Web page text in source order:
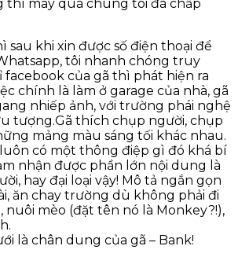
thì may quá chúng tôi đã chấp
sau khi xin được số điện thoại để
tôi nhanh chóng truy
facebook của gã thì phát hiện ra
chính là làm ở garage của nhà, gã
nhiếp ảnh, với trường phái nghệ
tượng.Gã thích chụp người, chụp
mảng màu sáng tối khác nhau.
có một thông điệp gì đó khá bí
nhận được phần lớn nội dung là
hay đại loại vậy! Mô tả ngắn gọn
ăn chay trường dù không phải đi
nuôi mèo (đặt tên nó là Monkey?!),
là chân dung của gã – Bank!